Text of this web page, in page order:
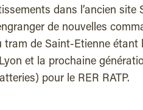
dans l’ancien site
de nouvelles
de Saint-Etienne étant
et la prochaine
pour le RER RATP.